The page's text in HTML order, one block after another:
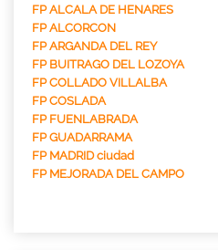
FP ALCALA DE HENARES
FP ALCORCON
FP ARGANDA DEL REY
FP BUITRAGO DEL LOZOYA
FP COLLADO VILLALBA
FP COSLADA
FP FUENLABRADA
FP GUADARRAMA
FP MADRID ciudad
FP MEJORADA DEL CAMPO